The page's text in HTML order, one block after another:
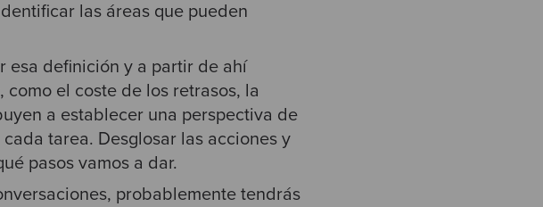
las áreas que pueden
esa definición y a partir de ahí
el coste de los retrasos, la
a establecer una perspectiva de
tarea. Desglosar las acciones y
pasos vamos a dar.
probablemente tendrás